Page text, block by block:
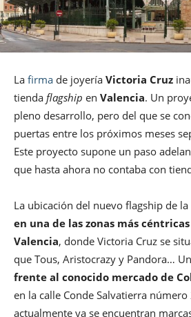
La firma de joyería Victoria Cruz
tienda flagship en Valencia. Un
pleno desarrollo, pero del que se
puertas entre los próximos meses
Este proyecto supone un paso
que hasta ahora no contaba con
La ubicación del nuevo flagship de
en una de las zonas más
Valencia, donde Victoria Cruz se
que Tous, Aristocrazy y Pandora…
frente al conocido mercado de
en la calle Conde Salvatierra
actualmente ya se encuentran